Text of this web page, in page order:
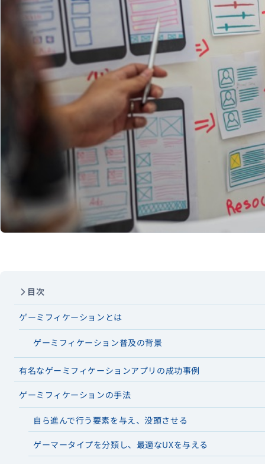
目次
ゲーミフィケーションとは
ゲーミフィケーション普及の背景
有名なゲーミフィケーションアプリの成功事例
ゲーミフィケーションの手法
自ら進んで行う要素を与え、没頭させる
ゲーマータイプを分類し、最適なUXを与える